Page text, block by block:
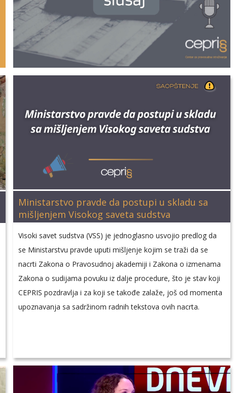
Ministarstvo pravde da postupi u skladu sa
mišljenjem Visokog saveta sudstva
Visoki savet sudstva (VSS) je jednoglasno usvojio predlog da
se Ministarstvu pravde uputi mišljenje kojim se traži da se
nacrti Zakona o Pravosudnoj akademiji i Zakona o izmenama
Zakona o sudijama povuku iz dalje procedure, što je stav koji
CEPRIS pozdravlja i za koji se takođe zalaže, još od momenta
upoznavanja sa sadržinom radnih tekstova ovih nacrta.